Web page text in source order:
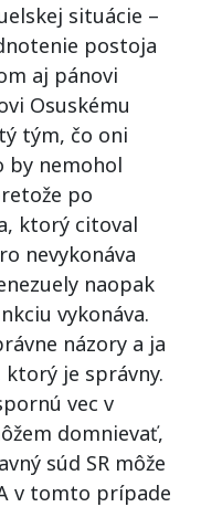
situácie –
postoja
aj pánovi
Osuskému
tým, čo oni
by nemohol
po
ktorý citoval
nevykonáva
naopak
vykonáva.
názory a ja
je správny.
vec v
domnievať,
súd SR môže
v tomto prípade